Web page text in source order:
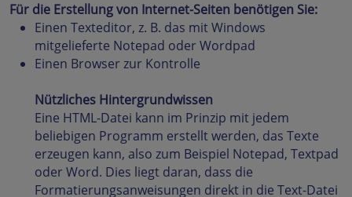
Für die Erstellung von Internet-Seiten benötigen Sie:
Einen Texteditor, z. B. das mit Windows
mitgelieferte Notepad oder Wordpad
Einen Browser zur Kontrolle
Nützliches Hintergrundwissen
Eine HTML-Datei kann im Prinzip mit jedem
beliebigen Programm erstellt werden, das Texte
erzeugen kann, also zum Beispiel Notepad, Textpad
oder Word. Dies liegt daran, dass die
Formatierungsanweisungen direkt in die Text-Datei